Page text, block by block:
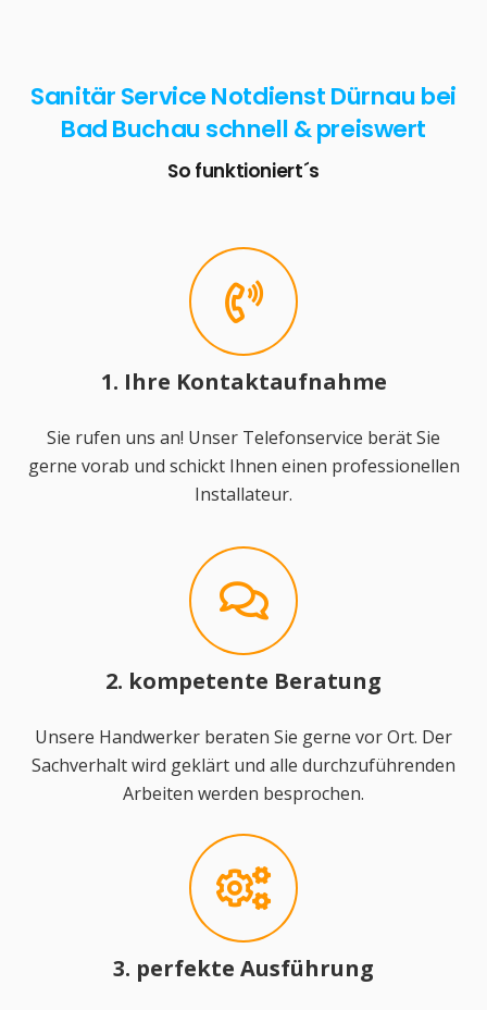
Sanitär Service Notdienst Dürnau bei
Bad Buchau schnell & preiswert
So funktioniert´s
1. Ihre Kontaktaufnahme
Sie rufen uns an! Unser Telefonservice berät Sie
gerne vorab und schickt Ihnen einen professionellen
Installateur.
2. kompetente Beratung
Unsere Handwerker beraten Sie gerne vor Ort. Der
Sachverhalt wird geklärt und alle durchzuführenden
Arbeiten werden besprochen.
3. perfekte Ausführung